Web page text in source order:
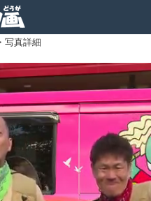
写真詳細